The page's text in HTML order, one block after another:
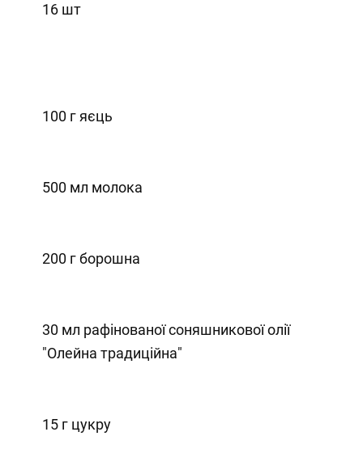
16 шт
100 г яєць
500 мл молока
200 г борошна
30 мл рафінованої соняшникової олії
"Олейна традиційна"
15 г цукру